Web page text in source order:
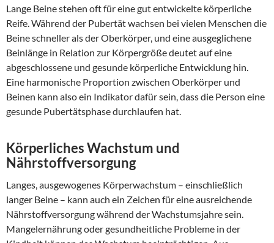
Lange Beine stehen oft für eine gut entwickelte körperliche
Reife. Während der Pubertät wachsen bei vielen Menschen die
Beine schneller als der Oberkörper, und eine ausgeglichene
Beinlänge in Relation zur Körpergröße deutet auf eine
abgeschlossene und gesunde körperliche Entwicklung hin.
Eine harmonische Proportion zwischen Oberkörper und
Beinen kann also ein Indikator dafür sein, dass die Person eine
gesunde Pubertätsphase durchlaufen hat.
Körperliches Wachstum und
Nährstoffversorgung
Langes, ausgewogenes Körperwachstum – einschließlich
langer Beine – kann auch ein Zeichen für eine ausreichende
Nährstoffversorgung während der Wachstumsjahre sein.
Mangelernährung oder gesundheitliche Probleme in der